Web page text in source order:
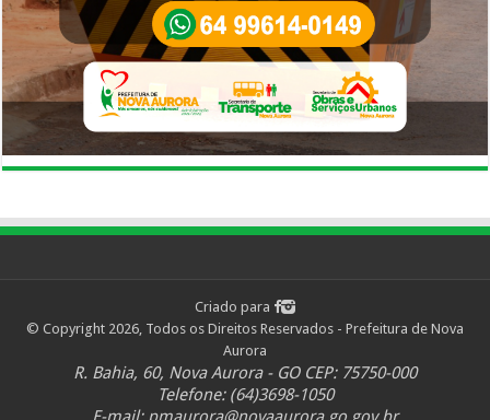
Criado para
© Copyright 2026, Todos os Direitos Reservados - Prefeitura de Nova
Aurora
R. Bahia, 60, Nova Aurora - GO CEP: 75750-000
Telefone: (64)3698-1050